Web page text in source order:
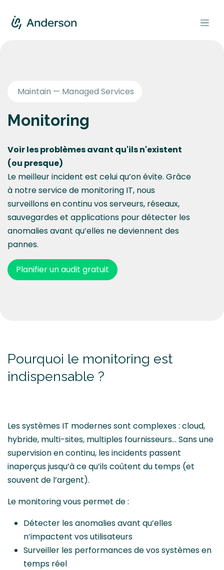
Maintain — Managed Services
Monitoring
Voir les problèmes avant qu'ils n'existent
(ou presque)
Le meilleur incident est celui qu’on évite. Grâce
à notre service de monitoring IT, nous
surveillons en continu vos serveurs, réseaux,
sauvegardes et applications pour détecter les
anomalies avant qu’elles ne deviennent des
pannes.
Planifier un audit gratuit
Pourquoi le monitoring est
indispensable ?
Les systèmes IT modernes sont complexes : cloud,
hybride, multi-sites, multiples fournisseurs… Sans une
supervision en continu, les incidents passent
inaperçus jusqu’à ce qu’ils coûtent du temps (et
souvent de l’argent).
Le monitoring vous permet de :
Détecter les anomalies avant qu’elles
n’impactent vos utilisateurs
Surveiller les performances de vos systèmes en
temps réel